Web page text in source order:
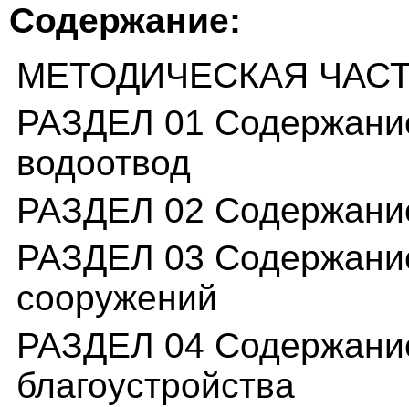
Содержание:
МЕТОДИЧЕСКАЯ
РАЗДЕЛ 01
водоотвод
РАЗДЕЛ 02
РАЗДЕЛ 03
сооружений
РАЗДЕЛ 04
благоустройства